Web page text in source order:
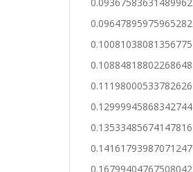
0.09647895975965282
0.10081038081356775
0.10884818802268648
0.11198000533782626
0.12999945868342744
0.13533485674147816
0.14161793987071247
0.16799404767508042